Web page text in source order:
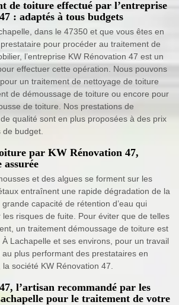
de toiture effectué par l’entreprise
: adaptés à tous budgets
dans le 47350 et que vous êtes en
pour procéder au traitement de
l’entreprise KW Rénovation 47 est un
effectuer cette opération. Nous pouvons
un traitement de nettoyage de toiture
de démoussage de toiture ou encore pour
de toiture. Nos prestations de
qualité sont en plus proposées à des prix
budget.
par KW Rénovation 47,
assurée
et des algues se forment sur les
entraînent une rapide dégradation de la
capacité de rétention d’eau qui
risques de fuite. Pour éviter que de telles
un traitement démoussage de toiture est
Lachapelle et ses environs, pour un travail
plus performant des prestataires en
société KW Rénovation 47.
l’artisan recommandé par les
pour le traitement de votre